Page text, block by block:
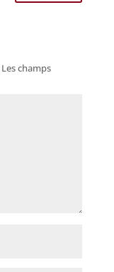
Les champs